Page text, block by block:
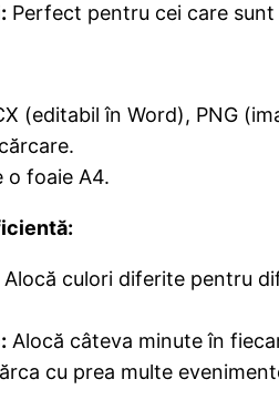
Perfect pentru cei care
(editabil în Word), PNG
o foaie A4.
Alocă culori diferite pentru
Alocă câteva minute în
cu prea multe